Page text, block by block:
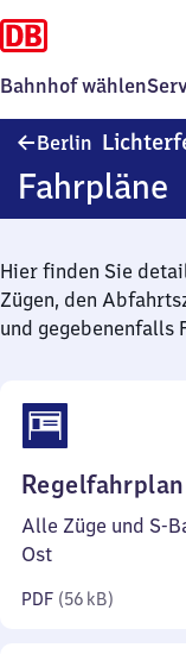
Bahnhof wählen
Berlin
Fahrpläne
Hier finden Sie
Zügen, den
und gegebenenfalls
Regelfahrplan
Alle Züge und S-
Ost
PDF (56 kB)